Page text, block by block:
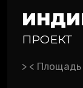
ПРОЕКТ
> < Площадь